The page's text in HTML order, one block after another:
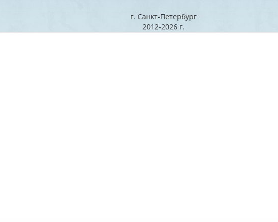
г. Санкт-Петербург
2012-2026 г.